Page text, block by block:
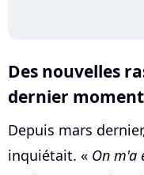
Des nouvelles
dernier moment
Depuis mars
inquiétait. « On m'a